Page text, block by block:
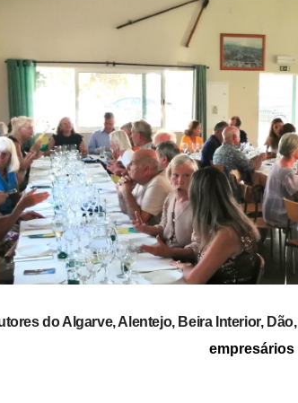
do Algarve, Alentejo, Beira Interior, Dão,
empresários